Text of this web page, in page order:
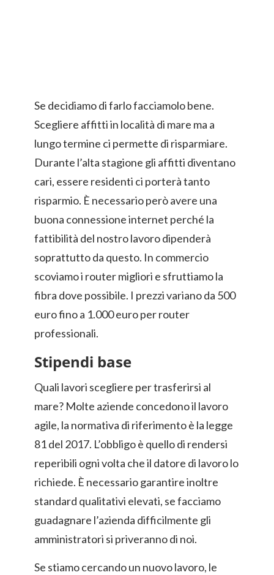
Se decidiamo di farlo facciamolo bene.
Scegliere affitti in località di mare ma a
lungo termine ci permette di risparmiare.
Durante l’alta stagione gli affitti diventano
cari, essere residenti ci porterà tanto
risparmio. È necessario però avere una
buona connessione internet perché la
fattibilità del nostro lavoro dipenderà
soprattutto da questo. In commercio
scoviamo i router migliori e sfruttiamo la
fibra dove possibile. I prezzi variano da 500
euro fino a 1.000 euro per router
professionali.
Stipendi base
Quali lavori scegliere per trasferirsi al
mare? Molte aziende concedono il lavoro
agile, la normativa di riferimento è la legge
81 del 2017. L’obbligo è quello di rendersi
reperibili ogni volta che il datore di lavoro lo
richiede. È necessario garantire inoltre
standard qualitativi elevati, se facciamo
guadagnare l’azienda difficilmente gli
amministratori si priveranno di noi.
Se stiamo cercando un nuovo lavoro, le